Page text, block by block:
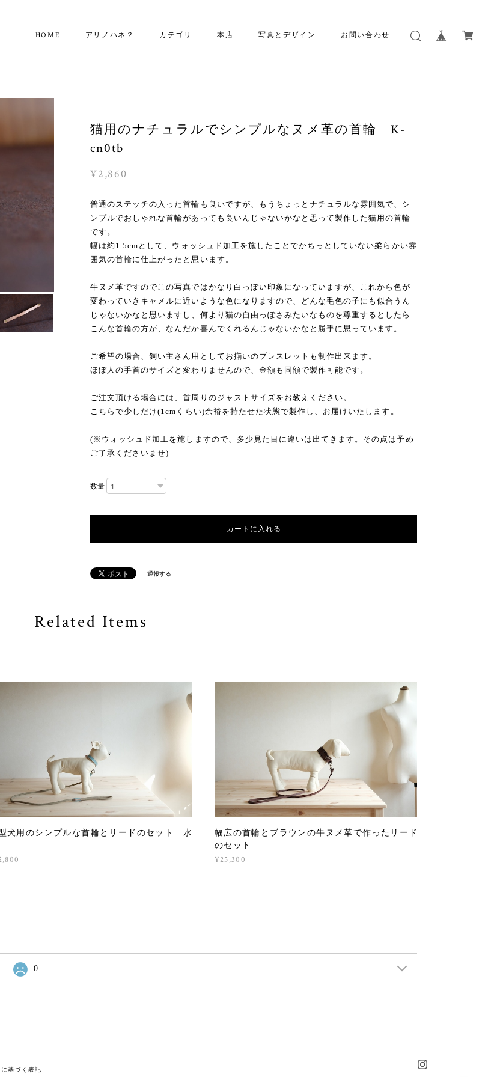
HOME アリノハネ？ カテゴリ 本店 写真とデザイン お問い合わせ
猫用のナチュラルでシンプルなヌメ革の首輪 K-
cn0tb
¥2,860
普通のステッチの入った首輪も良いですが、もうちょっとナチュラルな雰囲気で、シ
ンプルでおしゃれな首輪があっても良いんじゃないかなと思って製作した猫用の首輪
です。
幅は約1.5cmとして、ウォッシュド加工を施したことでかちっとしていない柔らかい雰
囲気の首輪に仕上がったと思います。
牛ヌメ革ですのでこの写真ではかなり白っぽい印象になっていますが、これから色が
変わっていきキャメルに近いような色になりますので、どんな毛色の子にも似合うん
じゃないかなと思いますし、何より猫の自由っぽさみたいなものを尊重するとしたら
こんな首輪の方が、なんだか喜んでくれるんじゃないかなと勝手に思っています。
ご希望の場合、飼い主さん用としてお揃いのブレスレットも制作出来ます。
ほぼ人の手首のサイズと変わりませんので、金額も同額で製作可能です。
ご注文頂ける場合には、首周りのジャストサイズをお教えください。
こちらで少しだけ(1cmくらい)余裕を持たせた状態で製作し、お届けいたします。
(※ウォッシュド加工を施しますので、多少見た目に違いは出てきます。その点は予め
ご了承くださいませ)
数量
通報する
Related Items
犬用のシンプルな首輪とリードのセット 水
幅広の首輪とブラウンの牛ヌメ革で作ったリード
のセット
¥25,300
0
基づく表記